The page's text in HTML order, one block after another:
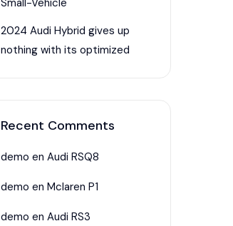
Small-Vehicle
2024 Audi Hybrid gives up
nothing with its optimized
Recent Comments
demo en Audi RSQ8
demo en Mclaren P1
demo en Audi RS3